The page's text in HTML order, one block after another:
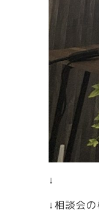
↓
↓相談会